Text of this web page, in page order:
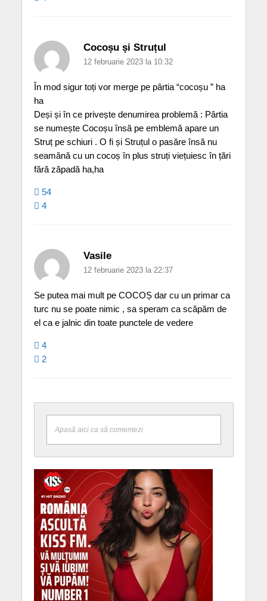
Cocoșu și Struțul
12 februarie 2023 la 10:32
În mod sigur toți vor merge pe pârtia “cocoșu ” ha
ha
Deși și în ce privește denumirea problemă : Pârtia
se numește Cocoșu însă pe emblemă apare un
Struț pe schiuri . O fi și Struțul o pasăre însă nu
seamănă cu un cocoș în plus struți viețuiesc în țări
fără zăpadă ha,ha
54
4
Vasile
12 februarie 2023 la 22:37
Se putea mai mult pe COCOȘ dar cu un primar ca
turc nu se poate nimic , sa speram ca scăpăm de
el ca e jalnic din toate punctele de vedere
4
2
Apasă aici ca să comentezi